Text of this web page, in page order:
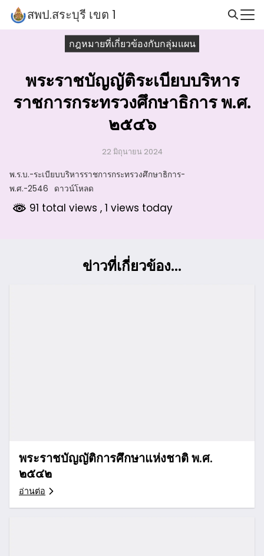
Skip
สพป.สระบุรี เขต 1
กฎหมายที่เกี่ยวข้องกับกลุ่มแผน
พระราชบัญญัติระเบียบบริหาร
ราชการกระทรวงศึกษาธิการ พ.ศ.
๒๕๔๖
22 มิถุนายน 2024
พ.ร.บ.-ระเบียบบริหารราชการกระทรวงศึกษาธิการ-
พ.ศ.-2546
ดาวน์โหลด
91 total views , 1 views today
ข่าวที่เกี่ยวข้อง...
พระราชบัญญัติการศึกษาแห่งชาติ พ.ศ.
๒๕๔๒
อ่านต่อ